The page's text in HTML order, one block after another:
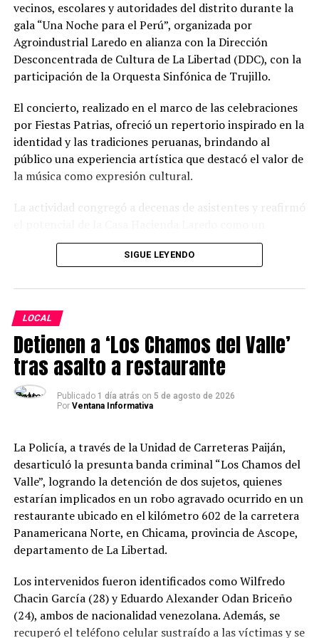
Multisectorial contra la Minería Ilegal, Jorge Chávez,
ratifica la esperada intervención.
TEMAS RELACIONADOS: LA LIBERTAD MINERA
“Oleaje ni tsunami exime de responsabilidad a Repsol”
ANTERIOR POST
Hermandad Señor de los Milagros de Trujillo realiza
convocatoria
vecinos, escolares y autoridades del distrito durante la
gala “Una Noche para el Perú”, organizada por
Agroindustrial Laredo en alianza con la Dirección
Desconcentrada de Cultura de La Libertad (DDC), con la
participación de la Orquesta Sinfónica de Trujillo.
El concierto, realizado en el marco de las celebraciones
por Fiestas Patrias, ofreció un repertorio inspirado en la
identidad y las tradiciones peruanas, brindando al
público una experiencia artística que destacó el valor de
la música como expresión cultural.
La actividad congregó a decenas de asistentes y reafirmó
espacio abierto para el desarrollo de actividades
culturales que fortalecen el vínculo entre la comunidad
“Queremos que la Casa Hacienda sea un espacio vivo,
donde la comunidad pueda encontrarse, compartir y
disfrutar de experiencias que fortalezcan su identidad.
La acogida de este evento demuestra el interés de la
población por vivir la cultura y el arte”, señaló Luis
Fernando Piza, gerente general de Agroindustrial
Esta iniciativa forma parte del compromiso de
Agroindustrial Laredo por impulsar espacios de
integración y promover actividades que contribuyan al
fortalecimiento de la identidad cultural de la
comunidad.
SIGUE LEYENDO
LOCAL
Detienen a ‘Los Chamos del Valle’
tras asalto a restaurante
Publicado 1 día atrás on 5 de agosto de 2026
Por Ventana Informativa
La Policía, a través de la Unidad de Carreteras Paiján,
desarticuló la presunta banda criminal “Los Chamos del
Valle”, logrando la detención de dos sujetos, quienes
estarían implicados en un robo agravado ocurrido en un
restaurante ubicado en el kilómetro 602 de la carretera
Panamericana Norte, en Chicama, provincia de Ascope,
departamento de La Libertad.
Los intervenidos fueron identificados como Wilfredo
Chacin García (28) y Eduardo Alexander Odan Briceño
(24), ambos de nacionalidad venezolana. Además, se
recuperó el teléfono celular sustraído a las víctimas y se